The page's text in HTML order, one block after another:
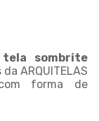
tela sombrite
ARQUITELAS
forma de